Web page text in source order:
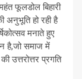
फूलडोल बिहारी
हो रही है
मनाते हुए
है,जो समाज में
उत्तरोत्तर प्रगति